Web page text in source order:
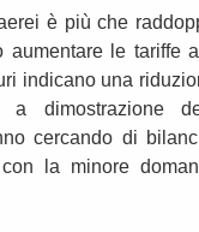
è più che
aumentare le tariffe
indicano una
a dimostrazione
cercando di
la minore